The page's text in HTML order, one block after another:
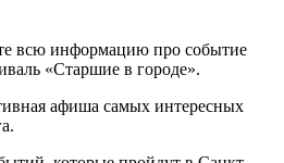
всю информацию про событие
«Старшие в городе».
афиша самых интересных